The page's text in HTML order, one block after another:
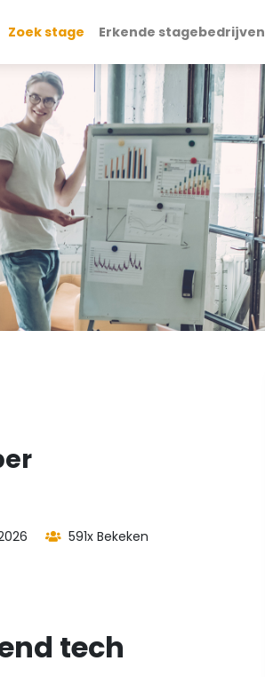
Zoek stage Erkende stagebedrijven
591x Bekeken
tech